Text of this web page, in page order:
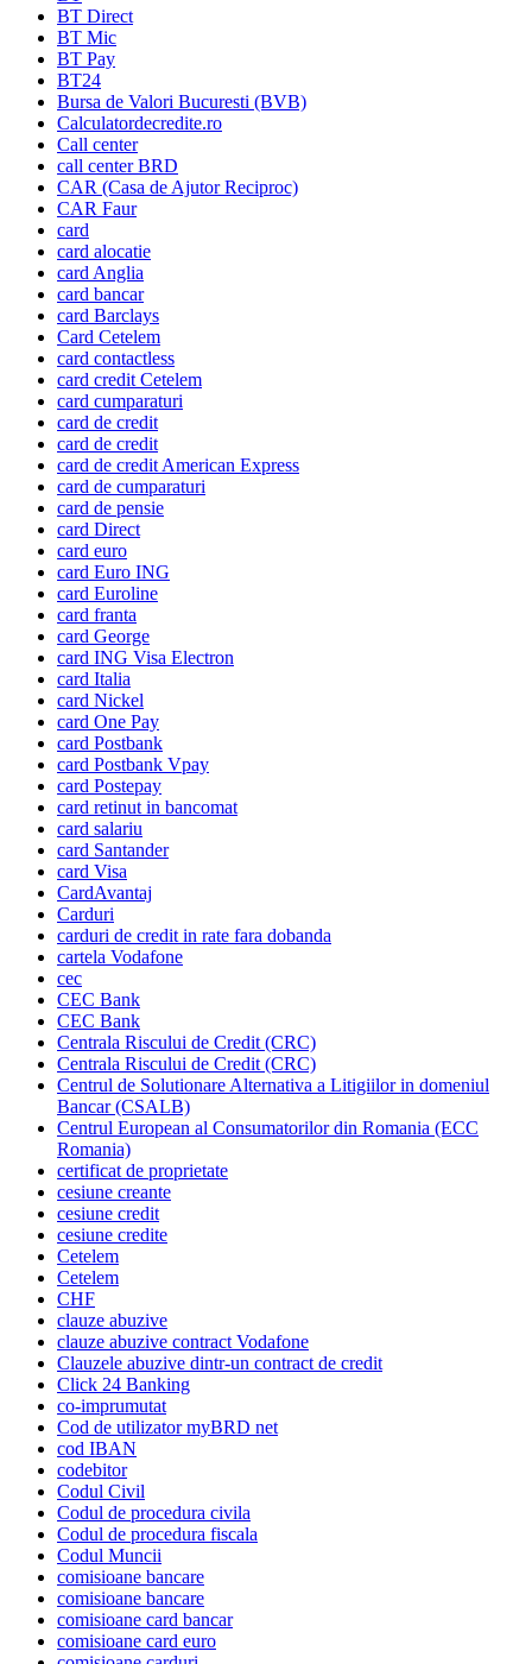
BT Direct
BT Mic
BT Pay
BT24
Bursa de Valori Bucuresti (BVB)
Calculatordecredite.ro
Call center
call center BRD
CAR (Casa de Ajutor Reciproc)
CAR Faur
card
card alocatie
card Anglia
card bancar
card Barclays
Card Cetelem
card contactless
card credit Cetelem
card cumparaturi
card de credit
card de credit
card de credit American Express
card de cumparaturi
card de pensie
card Direct
card euro
card Euro ING
card Euroline
card franta
card George
card ING Visa Electron
card Italia
card Nickel
card One Pay
card Postbank
card Postbank Vpay
card Postepay
card retinut in bancomat
card salariu
card Santander
card Visa
CardAvantaj
Carduri
carduri de credit in rate fara dobanda
cartela Vodafone
cec
CEC Bank
CEC Bank
Centrala Riscului de Credit (CRC)
Centrala Riscului de Credit (CRC)
Centrul de Solutionare Alternativa a Litigiilor in domeniul
Bancar (CSALB)
Centrul European al Consumatorilor din Romania (ECC
Romania)
certificat de proprietate
cesiune creante
cesiune credit
cesiune credite
Cetelem
Cetelem
CHF
clauze abuzive
clauze abuzive contract Vodafone
Clauzele abuzive dintr-un contract de credit
Click 24 Banking
co-imprumutat
Cod de utilizator myBRD net
cod IBAN
codebitor
Codul Civil
Codul de procedura civila
Codul de procedura fiscala
Codul Muncii
comisioane bancare
comisioane bancare
comisioane card bancar
comisioane card euro